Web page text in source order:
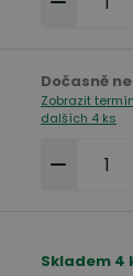
Dočasně
Zobrazit
dalších 4 ks
Skladem 4